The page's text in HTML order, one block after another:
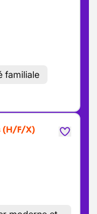
familiale
(H/F/X)